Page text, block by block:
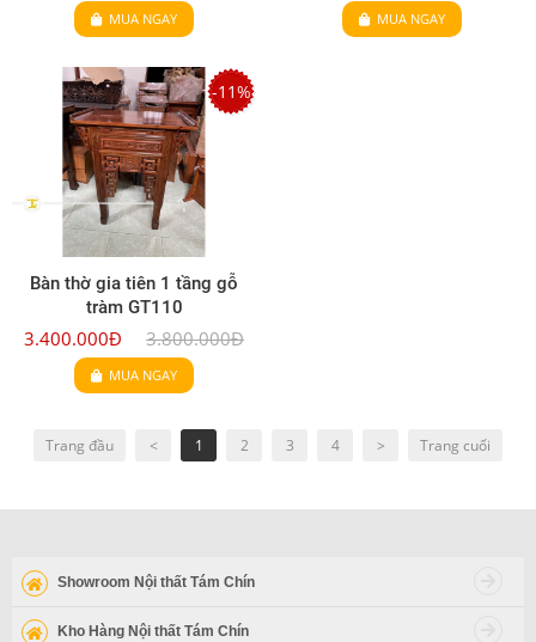
MUA NGAY MUA NGAY
-11%
Bàn thờ gia tiên 1 tầng gỗ
tràm GT110
3.400.000Đ 3.800.000Đ
MUA NGAY
Trang đầu < 1 2 3 4 > Trang cuối
Showroom Nội thất Tám Chín
Kho Hàng Nội thất Tám Chín